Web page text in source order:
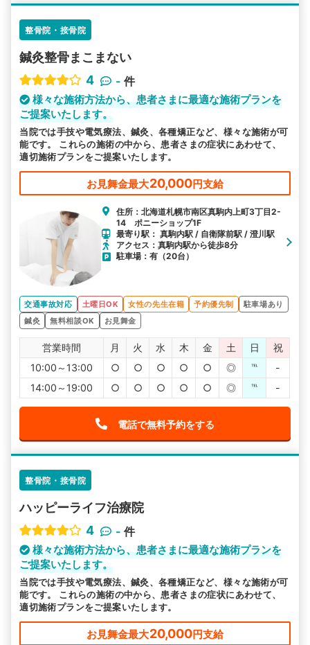
整骨院・接骨院
鍼灸整骨まこまない
4
- 件
様々な施術方法から、患者さまに最適な施術プランを
ご提案いたします。
当院では手技や電気療法、鍼灸、各種矯正など、様々な施術が可
能です。 これらの施術の中から、患者さまの症状にあわせて、
適切施術プランをご提案いたします。
お見舞金最大20,000円支給
住所：北海道札幌市南区真駒内上町3丁目2-
14 ポニーショップ1F
最寄り駅： 真駒内駅 / 自衛隊前駅 / 澄川駅
アクセス：真駒内駅から徒歩8分
駐車場：有（20台）
交通事故対応 土曜日OK 女性の先生在籍 予約優先制
駐車場あり
鍼灸
無料相談OK お見舞金
営業時間 月 火 水 木 金 土 日
祝
10:00～13:00
○ ○ ○ ○ ○ ◎ ℡
-
14:00～19:00
○ ○ ○ ○ ○ ◎ ℡ -
電話で無料予約をする
整骨院・接骨院
ハッピーライフ治療院
4
- 件
様々な施術方法から、患者さまに最適な施術プランを
ご提案いたします。
当院では手技や電気療法、鍼灸、各種矯正など、様々な施術が可
能です。 これらの施術の中から、患者さまの症状にあわせて、
適切施術プランをご提案いたします。
お見舞金最大20,000円支給